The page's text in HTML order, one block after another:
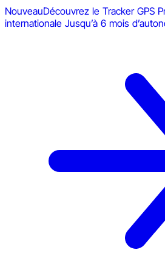
NouveauDécouvrez le Tracker GPS
internationale Jusqu’à 6 mois